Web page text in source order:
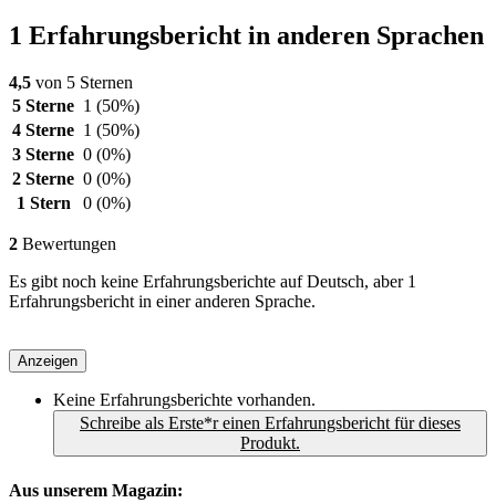
1 Erfahrungsbericht in anderen Sprachen
4,5 von 5 Sternen
5 Sterne 1 (50%)
4 Sterne 1 (50%)
3 Sterne 0 (0%)
2 Sterne 0 (0%)
1 Stern
0 (0%)
2 Bewertungen
Es gibt noch keine Erfahrungsberichte auf Deutsch, aber 1
Erfahrungsbericht in einer anderen Sprache.
Anzeigen
Keine Erfahrungsberichte vorhanden.
Schreibe als Erste*r einen Erfahrungsbericht für dieses
Produkt.
Aus unserem Magazin: